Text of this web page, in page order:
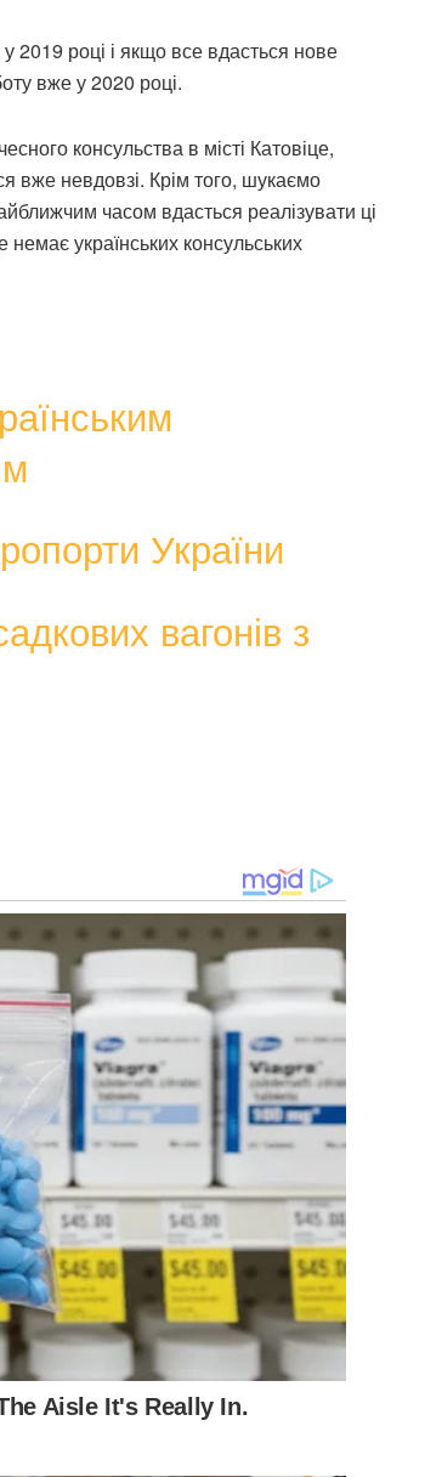
2019 році і якщо все вдасться нове
вже у 2020 році.
консульства в місті Катовіце,
вже невдовзі. Крім того, шукаємо
часом вдасться реалізувати ці
українських консульських
України
вагонів з